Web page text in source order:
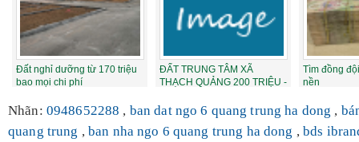
Đất nghỉ dưỡng từ 170 triệu
bao mọi chi phí
ĐẤT TRUNG TÂM XÃ
THẠCH QUẢNG 200 TRIỆU -
Tìm đồng
nền
Nhãn: 0948652288 , ban dat ngo 6 quang trung ha dong ,
quang trung , ban nha ngo 6 quang trung ha dong ,bds